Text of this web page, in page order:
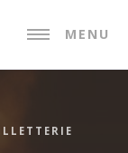
MENU